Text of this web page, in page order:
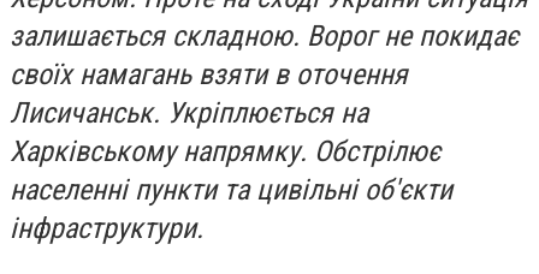
залишається складною. Ворог не покидає
своїх намагань взяти в оточення
Лисичанськ. Укріплюється на
Харківському напрямку. Обстрілює
населенні пункти та цивільні об'єкти
інфраструктури.